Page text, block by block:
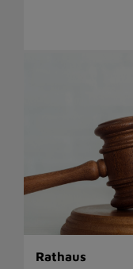
Rathaus